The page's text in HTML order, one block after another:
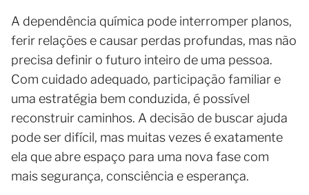
A dependência química pode interromper planos,
ferir relações e causar perdas profundas, mas não
precisa definir o futuro inteiro de uma pessoa.
Com cuidado adequado, participação familiar e
uma estratégia bem conduzida, é possível
reconstruir caminhos. A decisão de buscar ajuda
pode ser difícil, mas muitas vezes é exatamente
ela que abre espaço para uma nova fase com
mais segurança, consciência e esperança.